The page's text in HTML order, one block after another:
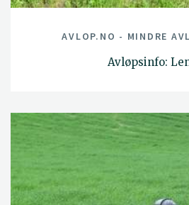
AVLOP.NO - MINDRE
Avløpsinfo: